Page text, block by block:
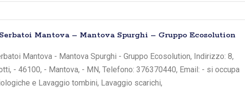
Mantova – Mantova Spurghi – Gruppo Ecosolution
Mantova - Mantova Spurghi - Gruppo Ecosolution, Indirizzo: 8,
- 46100, - Mantova, - MN, Telefono: 376370440, Email: - si occupa
e Lavaggio tombini, Lavaggio scarichi,